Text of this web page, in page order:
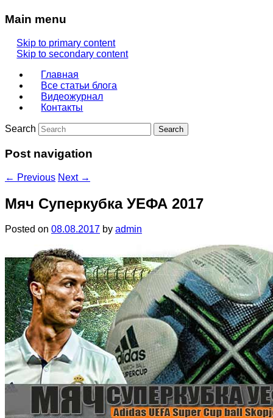
Main menu
Skip to primary content
Skip to secondary content
Главная
Все статьи блога
Видеожурнал
Контакты
Search
Post navigation
← Previous Next →
Мяч Суперкубка УЕФА 2017
Posted on 08.08.2017 by admin